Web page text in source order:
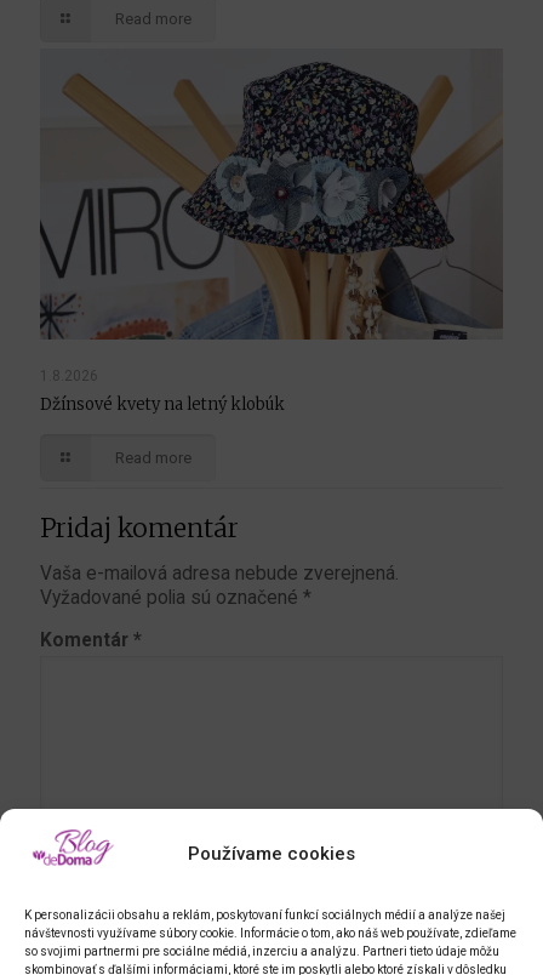
Používame cookies
K personalizácii obsahu a reklám, poskytovaní funkcí sociálnych médií a analýze našej
návštevnosti využívame súbory cookie. Informácie o tom, ako náš web používate, zdieľame
so svojimi partnermi pre sociálne médiá, inzerciu a analýzu. Partneri tieto údaje môžu
skombinovať s ďalšími informáciami, ktoré ste im poskytli alebo ktoré získali v dôsledku
Read more
1.8.2026
Džínsové kvety na letný klobúk
Read more
Pridaj komentár
Vaša e-mailová adresa nebude zverejnená.
Vyžadované polia sú označené *
Komentár *
Meno*